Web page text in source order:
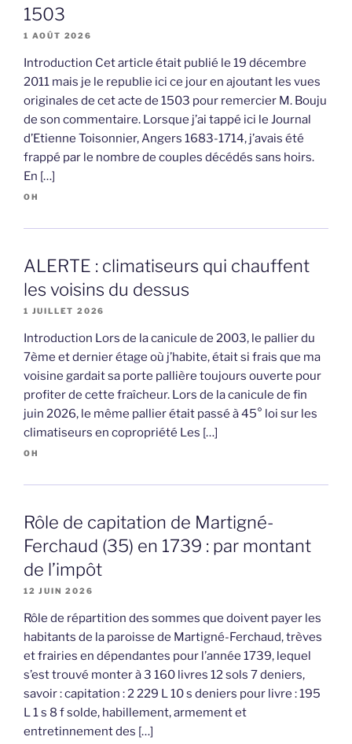
1503
1 AOÛT 2026
Introduction Cet article était publié le 19 décembre
2011 mais je le republie ici ce jour en ajoutant les vues
originales de cet acte de 1503 pour remercier M. Bouju
de son commentaire. Lorsque j’ai tappé ici le Journal
d’Etienne Toisonnier, Angers 1683-1714, j’avais été
frappé par le nombre de couples décédés sans hoirs.
En […]
OH
ALERTE : climatiseurs qui chauffent
les voisins du dessus
1 JUILLET 2026
Introduction Lors de la canicule de 2003, le pallier du
7ème et dernier étage où j’habite, était si frais que ma
voisine gardait sa porte pallière toujours ouverte pour
profiter de cette fraîcheur. Lors de la canicule de fin
juin 2026, le même pallier était passé à 45° loi sur les
climatiseurs en copropriété Les […]
OH
Rôle de capitation de Martigné-
Ferchaud (35) en 1739 : par montant
de l’impôt
12 JUIN 2026
Rôle de répartition des sommes que doivent payer les
habitants de la paroisse de Martigné-Ferchaud, trèves
et frairies en dépendantes pour l’année 1739, lequel
s’est trouvé monter à 3 160 livres 12 sols 7 deniers,
savoir : capitation : 2 229 L 10 s deniers pour livre : 195
L 1 s 8 f solde, habillement, armement et
entretinnement des […]